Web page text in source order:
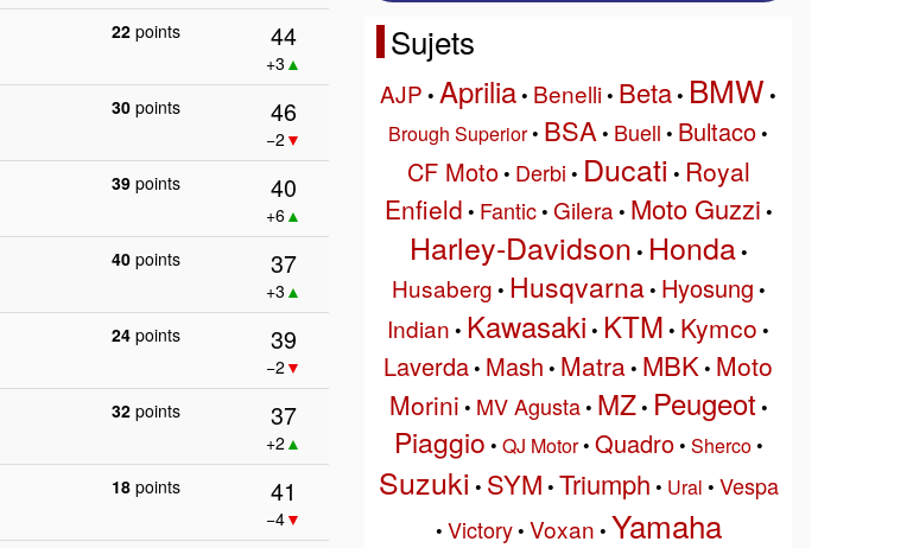
22 points 44
+3 ▲
30 points 46
−2 ▼
39 points 40
+6▲
40 points 37
+3 ▲
24 points 39
−2 ▼
32 points 37
+2 ▲
18 points 41
−4▼
Sujets
AJP • Aprilia• Benelli• Beta• BMW •
Brough Superior• BSA • Buell • Bultaco•
CF Moto• Derbi • Ducati • Royal
Enfield • Fantic• Gilera • Moto Guzzi •
Harley-Davidson • Honda•
Husaberg • Husqvarna• Hyosung •
Indian • Kawasaki • KTM • Kymco •
Laverda• Mash • Matra• MBK • Moto
Morini • MV Agusta• MZ• Peugeot •
Piaggio • QJ Motor• Quadro• Sherco•
Suzuki • SYM • Triumph • Ural • Vespa
• Victory• Voxan • Yamaha